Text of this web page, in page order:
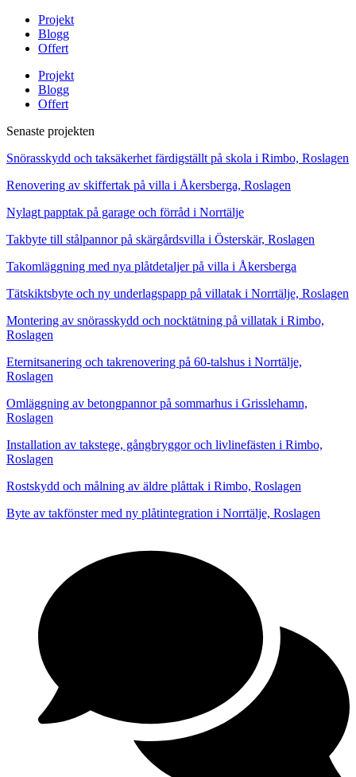
Projekt
Blogg
Offert
Projekt
Blogg
Offert
Senaste projekten
Snörasskydd och taksäkerhet färdigställt på skola i Rimbo, Roslagen
Renovering av skiffertak på villa i Åkersberga, Roslagen
Nylagt papptak på garage och förråd i Norrtälje
Takbyte till stålpannor på skärgårdsvilla i Österskär, Roslagen
Takomläggning med nya plåtdetaljer på villa i Åkersberga
Tätskiktsbyte och ny underlagspapp på villatak i Norrtälje, Roslagen
Montering av snörasskydd och nocktätning på villatak i Rimbo,
Roslagen
Eternitsanering och takrenovering på 60-talshus i Norrtälje,
Roslagen
Omläggning av betongpannor på sommarhus i Grisslehamn,
Roslagen
Installation av takstege, gångbryggor och livlinefästen i Rimbo,
Roslagen
Rostskydd och målning av äldre plåttak i Rimbo, Roslagen
Byte av takfönster med ny plåtintegration i Norrtälje, Roslagen